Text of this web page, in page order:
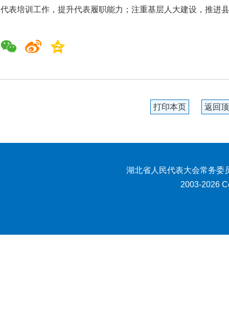
代表培训工作，提升代表履职能力；注重基层人大建设，推进
打印本页 返回
湖北省人民代表大会常务委
2003-2026